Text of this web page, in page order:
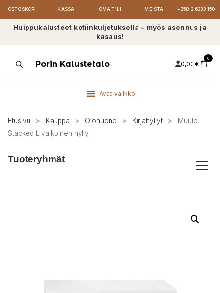
OSTOSKORI KASSA OMA TILI MEISTÄ +358 2 6333 150
Huippukalusteet kotiinkuljetuksella - myös asennus ja
kasaus!
ProductsPorin Kalustetalo 0,00 €
0
Avaa valikko
Etusivu > Kauppa > Olohuone > Kirjahyllyt >
Muuto
Stacked L valkoinen hylly
Tuoteryhmät